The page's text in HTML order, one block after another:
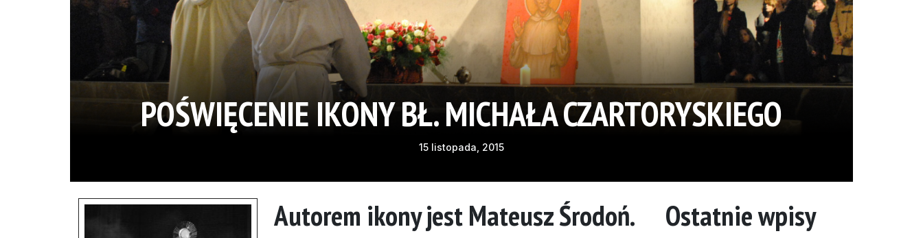
POŚWIĘCENIE IKONY BŁ. MICHAŁA CZARTORYSKIEGO
15 listopada, 2015
Autorem ikony jest Mateusz Środoń. Ostatnie wpisy